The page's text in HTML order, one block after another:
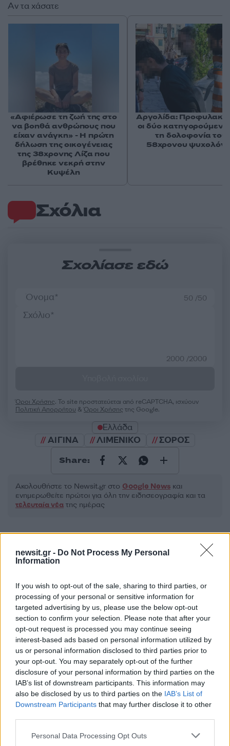
newsit.gr - Do Not Process My Personal
Information
If you wish to opt-out of the sale, sharing to third parties, or
processing of your personal or sensitive information for
targeted advertising by us, please use the below opt-out
section to confirm your selection. Please note that after your
opt-out request is processed you may continue seeing
interest-based ads based on personal information utilized by
us or personal information disclosed to third parties prior to
your opt-out. You may separately opt-out of the further
disclosure of your personal information by third parties on the
IAB’s list of downstream participants. This information may
also be disclosed by us to third parties on the IAB’s List of
Downstream Participants that may further disclose it to other
Please note that this website/app uses one or more Google
Personal Data Processing Opt Outs
Σχόλια
Σχολίασε εδώ
50 /50
2000 /2000
Όροι Χρήσης. Το site προστατεύεται από reCAPTCHA, ισχύουν
Πολιτική Απορρήτου &Όροι Χρήσης της Google.
Ελλάδα
ΑΙΓΙΝΑ
ΛΙΜΕΝΙΚΟ ΣΟΡΟΣ
Share:
Ακολουθήστε το Νewsit.gr στο Google News και
ενημερωθείτε πρώτοι για όλη την ειδησεογραφία και τα
τελευταία νέα της ημέρας
Αν τα χάσατε
«Αφιέρωσε τη ζωή της στο
να βοηθά ανθρώπους που
είχαν ανάγκη» - Η πρώτη
δήλωση της οικογένειας
της 38χρονης Λίζα που
βρέθηκε νεκρή στην
Κυψέλη
Αργολίδα:
οι δύο
τη δολοφονία του
58χρονου
1 Έφυγαν οι συνεργάτες, μένει η Μαρία
Καρυστιανού - Η επόμενη μέρα για την
«Ελπίδα για τη Δημοκρατία»
2Σαμοθράκη: «Μαμά νόμιζες ότι δε θα σε
ξαναδώ;» – Τα πρώτα λόγια του 22χρονου
που έπεσε σε κανάλι με καυτό νερό
3Βαλεντίνη Παπαδάκη για Κώστα Σόμμερ:
«Ανησυχώ μήπως ξεχνάει πόσο πολύ τον
χρειαζόμαστε»
4Η βαθμολογία της UEFA μετά την ισοπαλία
του Παναθηναϊκού με την ΤΣΣΚΑ 1948
5Μυστράς: «Για ψυχολογικούς λόγους»
κρατούσε τον νεκρό πατέρα του στον
καταψύκτη – Δεν ήταν οικονομικό το